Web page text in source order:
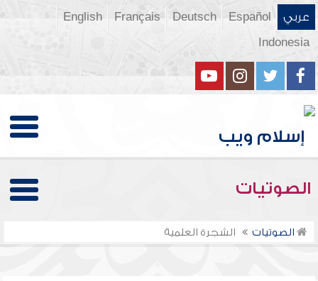
عربي Español
Deutsch
Français
English
Indonesia
الصوتيات
الصوتيات الشجرة العلمية